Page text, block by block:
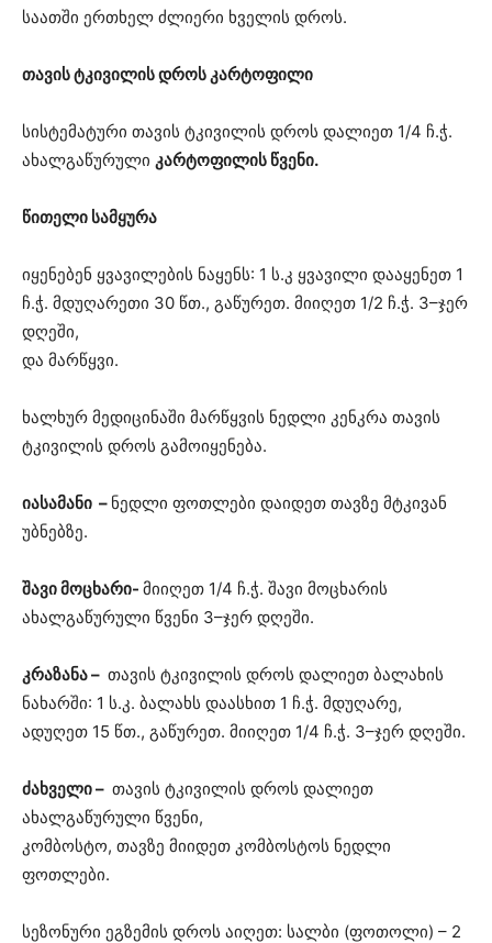
საათში ერთხელ ძლიერი ხველის დროს.
თავის ტკივილის დროს კარტოფილი
სისტემატური თავის ტკივილის დროს დალიეთ 1/4 ჩ.ჭ.
ახალგაწურული კარტოფილის წვენი.
წითელი სამყურა
იყენებენ ყვავილების ნაყენს: 1 ს.კ ყვავილი დააყენეთ 1
ჩ.ჭ. მდუღარეთი 30 წთ., გაწურეთ. მიიღეთ 1/2 ჩ.ჭ. 3–ჯერ
დღეში,
და მარწყვი.
ხალხურ მედიცინაში მარწყვის ნედლი კენკრა თავის
ტკივილის დროს გამოიყენება.
იასამანი – ნედლი ფოთლები დაიდეთ თავზე მტკივან
უბნებზე.
შავი მოცხარი- მიიღეთ 1/4 ჩ.ჭ. შავი მოცხარის
ახალგაწურული წვენი 3–ჯერ დღეში.
კრაზანა – თავის ტკივილის დროს დალიეთ ბალახის
ნახარში: 1 ს.კ. ბალახს დაასხით 1 ჩ.ჭ. მდუღარე,
ადუღეთ 15 წთ., გაწურეთ. მიიღეთ 1/4 ჩ.ჭ. 3–ჯერ დღეში.
ძახველი – თავის ტკივილის დროს დალიეთ
ახალგაწურული წვენი,
კომბოსტო, თავზე მიიდეთ კომბოსტოს ნედლი
ფოთლები.
სეზონური ეგზემის დროს აიღეთ: სალბი (ფოთოლი) – 2